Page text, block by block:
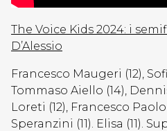
The Voice Kids 2024: i
D’Alessio
Francesco Maugeri (12),
Tommaso Aiello (14),
Loreti (12), Francesco
Speranzini (11). Elisa (11).